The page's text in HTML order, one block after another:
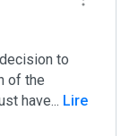
to
of the
have... Lire